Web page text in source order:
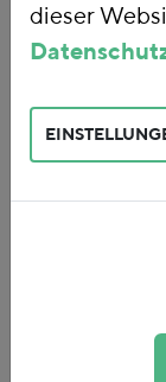
dieser